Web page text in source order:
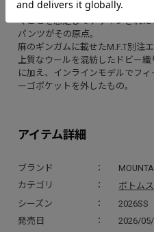
アイテム詳細
ブランド
カテゴリ
ボトムス
シーズン
2026SS
発売日
2026/
ているミリタリー・オーバーパ
くことを想定してデザインされ
パンツがその原点。
麻のギンガムに載せたM.F.T別注
上質なウールを混紡したドビー
に加え、インラインモデルでフ
ーゴポケットを外したもの。